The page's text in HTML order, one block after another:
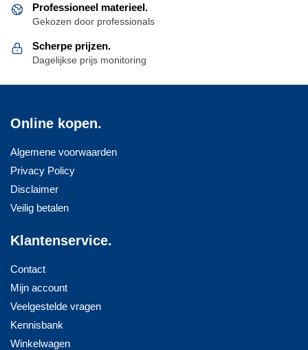
Professioneel materieel.
Gekozen door professionals
Scherpe prijzen.
Dagelijkse prijs monitoring
Online kopen.
Algemene voorwaarden
Privacy Policy
Disclaimer
Veilig betalen
Klantenservice.
Contact
Mijn account
Veelgestelde vragen
Kennisbank
Winkelwagen